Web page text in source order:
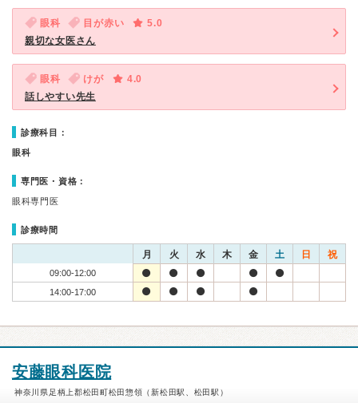
眼科 目が赤い
5.0
親切な女医さん
眼科 けが
4.0
話しやすい先生
診療科目：
眼科
専門医・資格：
眼科専門医
診療時間
月 火 水 木 金 土 日 祝
09:00-12:00
14:00-17:00
安藤眼科医院
神奈川県足柄上郡松田町松田惣領（新松田駅、松田駅）